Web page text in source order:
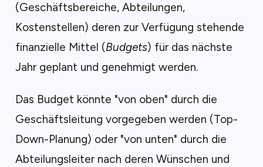
(Geschäftsbereiche, Abteilungen,
Kostenstellen) deren zur Verfügung stehende
finanzielle Mittel (Budgets) für das nächste
Jahr geplant und genehmigt werden.
Das Budget könnte "von oben" durch die
Geschäftsleitung vorgegeben werden (Top-
Down-Planung) oder "von unten" durch die
Abteilungsleiter nach deren Wünschen und